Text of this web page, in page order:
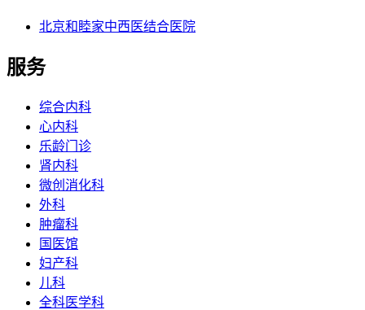
北京和睦家中西医结合医院
服务
综合内科
心内科
乐龄门诊
肾内科
微创消化科
外科
肿瘤科
国医馆
妇产科
儿科
全科医学科